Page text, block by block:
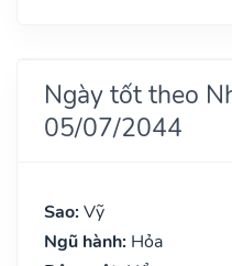
Ngày tốt theo
05/07/2044
Sao: Vỹ
Ngũ hành: Hỏa